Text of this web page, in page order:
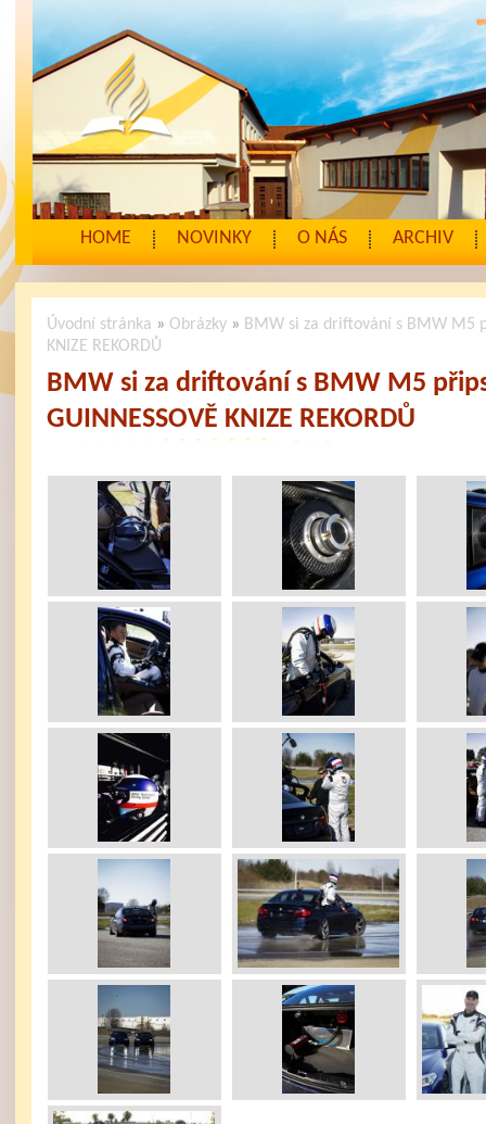
HOME NOVINKY O NÁS ARCHIV
Úvodní stránka » Obrázky » BMW si za driftování s BMW M5
KNIZE REKORDŮ
BMW si za driftování s BMW M5
GUINNESSOVĚ KNIZE REKORDŮ